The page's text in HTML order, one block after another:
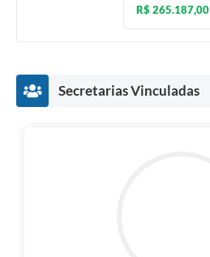
R$ 265.187,00
Secretarias Vinculadas